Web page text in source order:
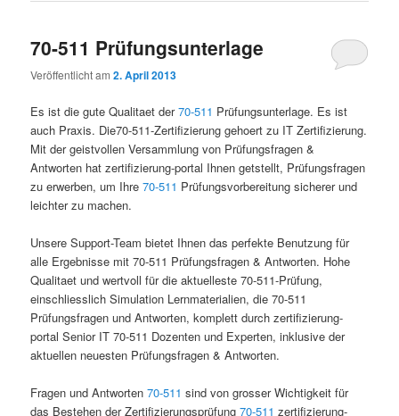
70-511 Prüfungsunterlage
Veröffentlicht am2. April 2013
Es ist die gute Qualitaet der70-511 Prüfungsunterlage. Es ist
auch Praxis. Die70-511-Zertifizierung gehoert zu IT Zertifizierung.
Mit der geistvollen Versammlung von Prüfungsfragen &
Antworten hat zertifizierung-portal Ihnen getstellt, Prüfungsfragen
zu erwerben, um Ihre70-511 Prüfungsvorbereitung sicherer und
leichter zu machen.
Unsere Support-Team bietet Ihnen das perfekte Benutzung für
alle Ergebnisse mit 70-511 Prüfungsfragen & Antworten. Hohe
Qualitaet und wertvoll für die aktuelleste 70-511-Prüfung,
einschliesslich Simulation Lernmaterialien, die 70-511
Prüfungsfragen und Antworten, komplett durch zertifizierung-
portal Senior IT 70-511 Dozenten und Experten, inklusive der
aktuellen neuesten Prüfungsfragen & Antworten.
Fragen und Antworten70-511 sind von grosser Wichtigkeit für
das Bestehen der Zertifizierungsprüfung70-511 zertifizierung-